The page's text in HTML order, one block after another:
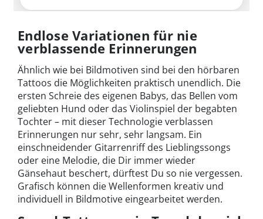
Endlose Variationen für nie
verblassende Erinnerungen
Ähnlich wie bei Bildmotiven sind bei den hörbaren
Tattoos die Möglichkeiten praktisch unendlich. Die
ersten Schreie des eigenen Babys, das Bellen vom
geliebten Hund oder das Violinspiel der begabten
Tochter – mit dieser Technologie verblassen
Erinnerungen nur sehr, sehr langsam. Ein
einschneidender Gitarrenriff des Lieblingssongs
oder eine Melodie, die Dir immer wieder
Gänsehaut beschert, dürftest Du so nie vergessen.
Grafisch können die Wellenformen kreativ und
individuell in Bildmotive eingearbeitet werden.